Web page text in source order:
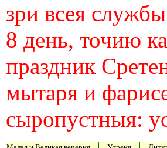
зри всея
8 день, точию
праздник
мытаря и
сыропустныя: